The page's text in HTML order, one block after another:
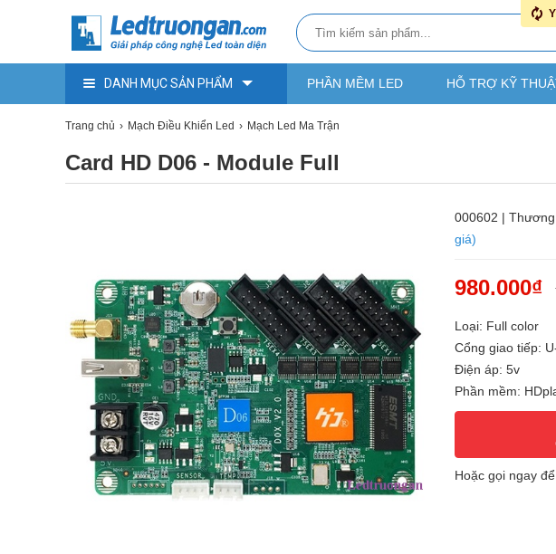
DANH MỤC SẢN PHẨM PHẦN MỀM LED HỖ TRỢ KỸ
Trang chủ Mạch Điều Khiển Led Mạch Led Ma Trận
Card HD D06 - Module Full
000602 |
giá)
980.000₫
Loại: Full color
Cổng giao tiếp:
Điện áp: 5v
Phần mềm:
Hoặc gọi ngay